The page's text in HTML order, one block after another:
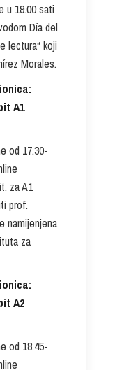
u 19.00 sati
Día del
lectura“ koji
Morales.
A1
od 17.30-
za A1
prof.
namijenjena
za
A2
od 18.45-